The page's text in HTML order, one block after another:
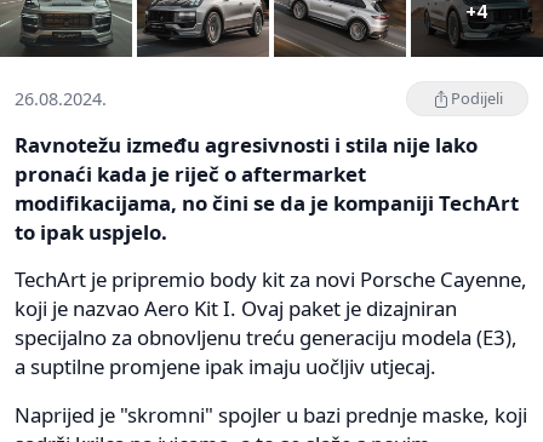
+4
26.08.2024. Podijeli
Ravnotežu između agresivnosti i stila nije lako
pronaći kada je riječ o aftermarket
modifikacijama, no čini se da je kompaniji TechArt
to ipak uspjelo.
TechArt je pripremio body kit za novi Porsche Cayenne,
koji je nazvao Aero Kit I. Ovaj paket je dizajniran
specijalno za obnovljenu treću generaciju modela (E3),
a suptilne promjene ipak imaju uočljiv utjecaj.
Naprijed je "skromni" spojler u bazi prednje maske, koji